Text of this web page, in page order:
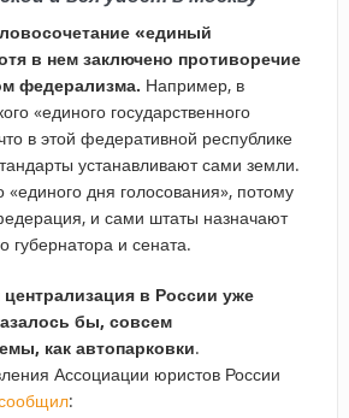
«единый
в нем заключено противоречие
федерализма. Например, в
«единого государственного
в этой федеративной республике
устанавливают сами земли.
дня голосования», потому
и сами штаты назначают
губернатора и сената.
централизация в России уже
бы, совсем
как автопарковки.
Ассоциации юристов России
: